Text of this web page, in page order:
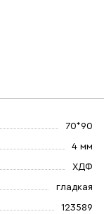
70*90
4 мм
ХДФ
гладкая
123589